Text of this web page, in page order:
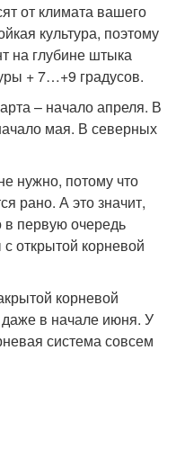
от климата вашего
культура, поэтому
на глубине штыка
+ 7…+9 градусов.
– начало апреля. В
мая. В северных
нужно, потому что
рано. А это значит,
в первую очередь
открытой корневой
корневой
в начале июня. У
система совсем